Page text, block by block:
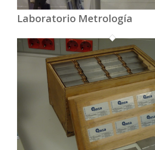
Laboratorio Metrología